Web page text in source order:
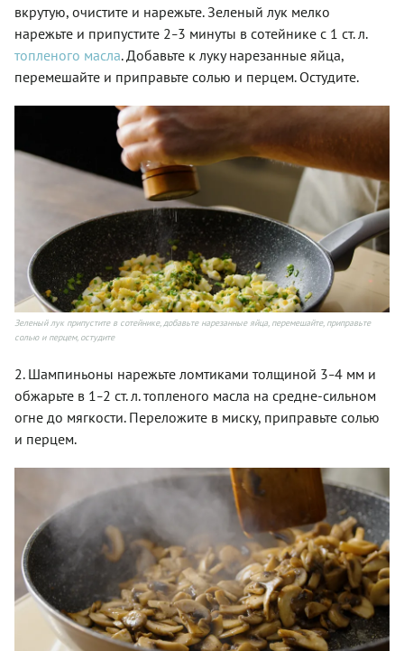
вкрутую, очистите и нарежьте. Зеленый лук мелко
нарежьте и припустите 2 –3 минуты в сотейнике с 1 ст. л.
топленого масла. Добавьте к луку нарезанные яйца,
перемешайте и приправьте солью и перцем. Остудите.
Зеленый лук припустите в сотейнике, добавьте нарезанные яйца, перемешайте, приправьте
солью и перцем, остудите
2. Шампиньоны нарежьте ломтиками толщиной 3–4 мм и
обжарьте в 1–2 ст. л. топленого масла на средне-сильном
огне до мягкости. Переложите в миску, приправьте солью
и перцем.